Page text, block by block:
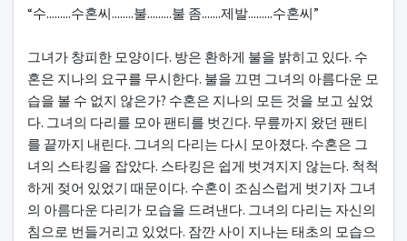
“수.........수혼씨........불.........불 좀.......제발.........수혼씨”
그녀가 창피한 모양이다. 방은 환하게 불을 밝히고 있다. 수
혼은 지나의 요구를 무시한다. 불을 끄면 그녀의 아름다운 모
습을 볼 수 없지 않은가? 수혼은 지나의 모든 것을 보고 싶었
다. 그녀의 다리를 모아 팬티를 벗긴다. 무릎까지 왔던 팬티
를 끝까지 내린다. 그녀의 다리는 다시 모아졌다. 수혼은 그
녀의 스타킹을 잡았다. 스타킹은 쉽게 벗겨지지 않는다. 척척
하게 젖어 있었기 때문이다. 수혼이 조심스럽게 벗기자 그녀
의 아름다운 다리가 모습을 드려낸다. 그녀의 다리는 자신의
침으로 번들거리고 있었다. 잠깐 사이 지나는 태초의 모습으